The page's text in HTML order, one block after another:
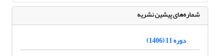
شماره‌های پیشین نشریه
دوره 11 (1406)